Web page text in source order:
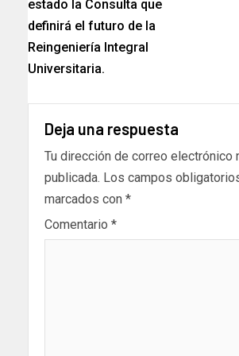
estado la Consulta que
definirá el futuro de la
Reingeniería Integral
Universitaria.
Deja una respuesta
Tu dirección de correo electrónico
publicada. Los campos
marcados con *
Comentario *